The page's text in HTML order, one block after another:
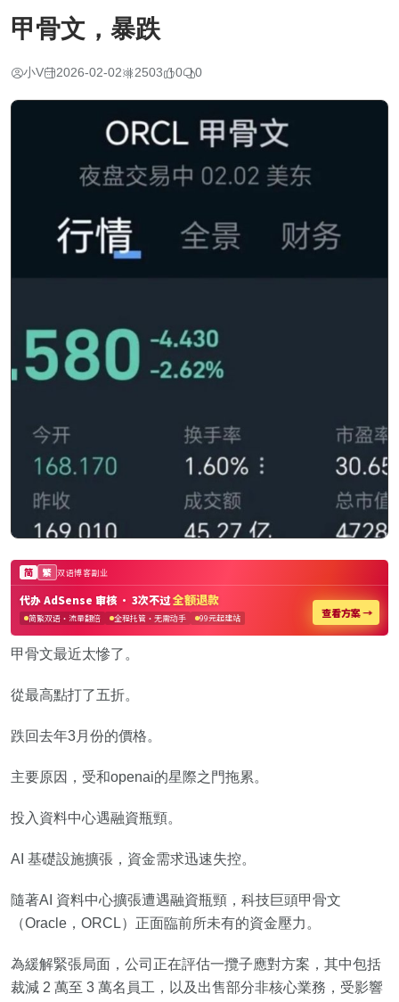
甲骨文，暴跌
小V 2026-02-02 2503 0 0
甲骨文最近太慘了。
從最高點打了五折。
跌回去年3月份的價格。
主要原因，受和openai的星際之門拖累。
投入資料中心遇融資瓶頸。
AI 基礎設施擴張，資金需求迅速失控。
隨著AI 資料中心擴張遭遇融資瓶頸，科技巨頭甲骨文
（Oracle，ORCL）正面臨前所未有的資金壓力。
為緩解緊張局面，公司正在評估一攬子應對方案，其中包括
裁減 2 萬至 3 萬名員工，以及出售部分非核心業務，受影響